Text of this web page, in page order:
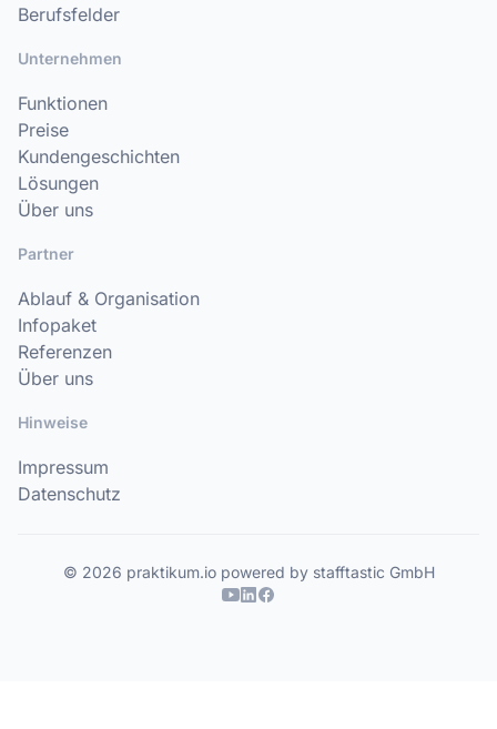
Berufsfelder
Unternehmen
Funktionen
Preise
Kundengeschichten
Lösungen
Über uns
Partner
Ablauf & Organisation
Infopaket
Referenzen
Über uns
Hinweise
Impressum
Datenschutz
© 2026 praktikum.io powered by stafftastic GmbH